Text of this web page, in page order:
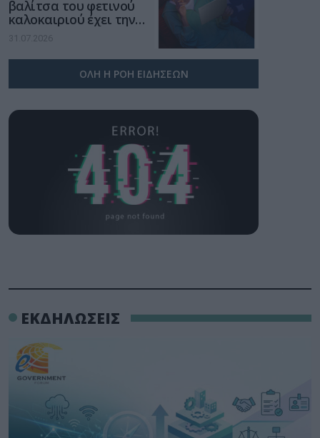
βαλίτσα του φετινού
καλοκαιριού έχει την
υπογραφή της Xiaomi
31.07.2026
ΟΛΗ Η ΡΟΗ ΕΙΔΗΣΕΩΝ
ΕΚΔΗΛΩΣΕΙΣ